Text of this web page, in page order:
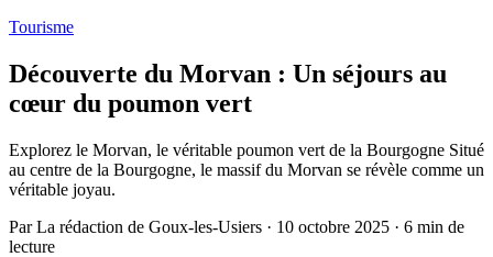
Tourisme
Découverte du Morvan : Un séjours au
cœur du poumon vert
Explorez le Morvan, le véritable poumon vert de la Bourgogne Situé
au centre de la Bourgogne, le massif du Morvan se révèle comme un
véritable joyau.
Par La rédaction de Goux-les-Usiers · 10 octobre 2025 · 6 min de
lecture